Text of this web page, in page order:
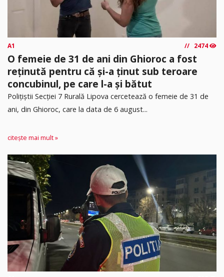
A1 2474
O femeie de 31 de ani din Ghioroc a fost
reținută pentru că și-a ținut sub teroare
concubinul, pe care l-a și bătut
​Polițiștii Secției 7 Rurală Lipova cercetează o femeie de 31 de
ani, din Ghioroc, care la data de 6 august...
citește mai mult »